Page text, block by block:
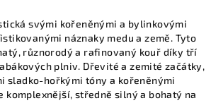
svými kořeněnými a bylinkovými
náznaky medu a země. Tyto
různorodý a rafinovaný kouř díky tří
plniv. Dřevité a zemité začátky,
sladko-hořkými tóny a kořeněnými
komplexnější, středně silný a bohatý na